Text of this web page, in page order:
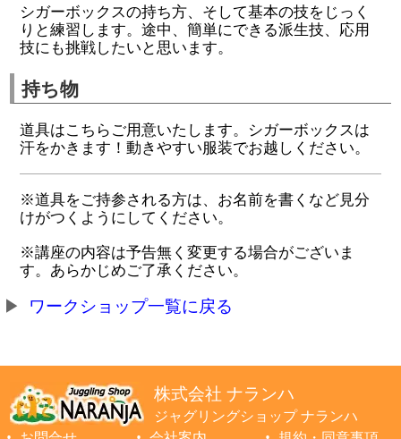
シガーボックスの持ち方、そして基本の技をじっく
りと練習します。途中、簡単にできる派生技、応用
技にも挑戦したいと思います。
持ち物
道具はこちらご用意いたします。シガーボックスは
汗をかきます！動きやすい服装でお越しください。
※道具をご持参される方は、お名前を書くなど見分
けがつくようにしてください。
※講座の内容は予告無く変更する場合がございま
す。あらかじめご了承ください。
ワークショップ一覧に戻る
株式会社 ナランハ
ジャグリングショップ ナランハ